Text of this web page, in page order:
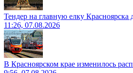
Тендер на главную елку Красноярска
11:26, 07.08.2026
В Красноярском крае изменилось